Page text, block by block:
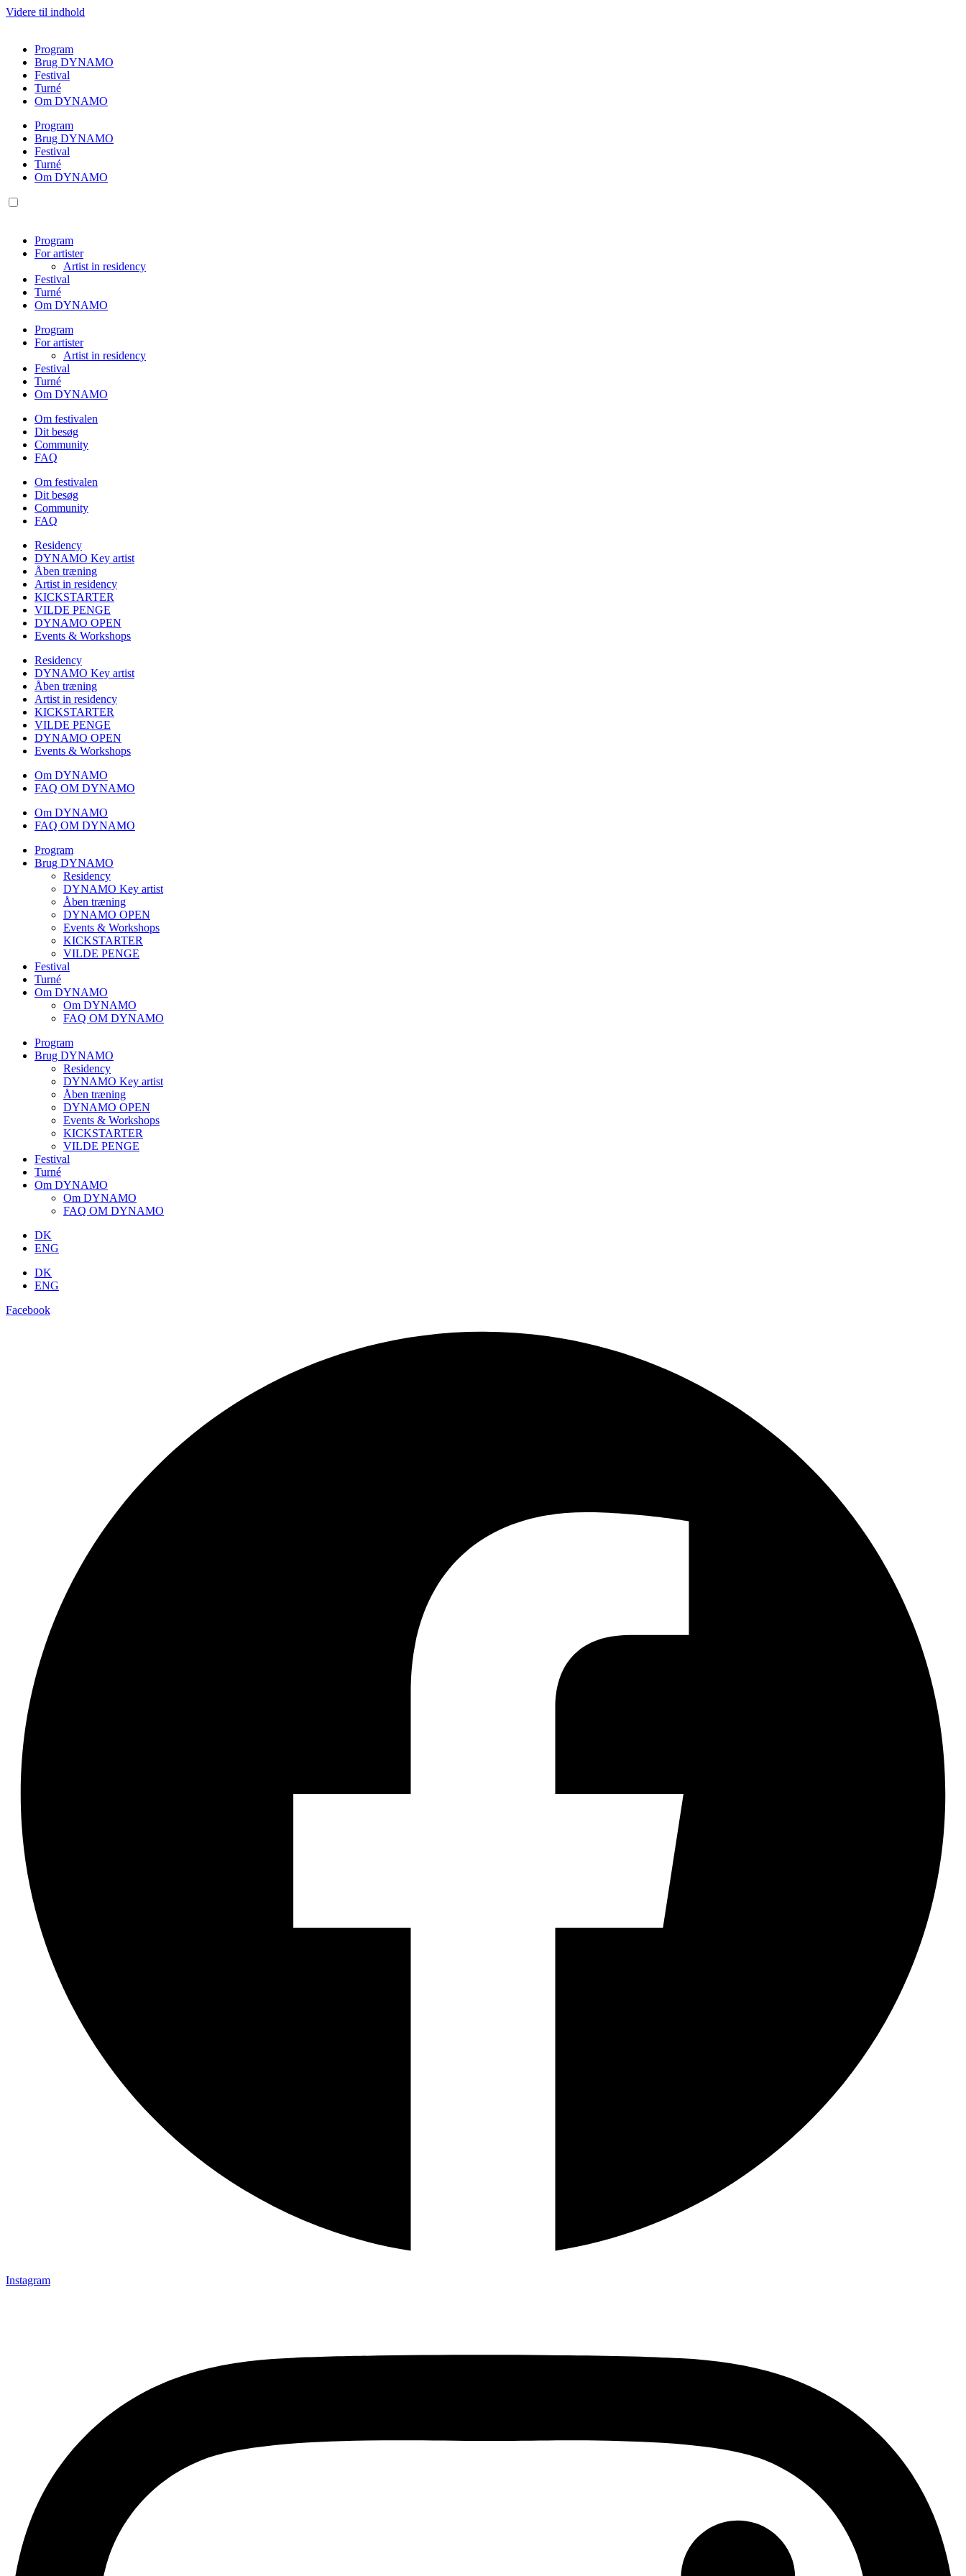
Videre til indhold
Program
Brug DYNAMO
Festival
Turné
Om DYNAMO
Program
Brug DYNAMO
Festival
Turné
Om DYNAMO
Program
For artister
Artist in residency
Festival
Turné
Om DYNAMO
Program
For artister
Artist in residency
Festival
Turné
Om DYNAMO
Om festivalen
Dit besøg
Community
FAQ
Om festivalen
Dit besøg
Community
FAQ
Residency
DYNAMO Key artist
Åben træning
Artist in residency
KICKSTARTER
VILDE PENGE
DYNAMO OPEN
Events & Workshops
Residency
DYNAMO Key artist
Åben træning
Artist in residency
KICKSTARTER
VILDE PENGE
DYNAMO OPEN
Events & Workshops
Om DYNAMO
FAQ OM DYNAMO
Om DYNAMO
FAQ OM DYNAMO
Program
Brug DYNAMO
Residency
DYNAMO Key artist
Åben træning
DYNAMO OPEN
Events & Workshops
KICKSTARTER
VILDE PENGE
Festival
Turné
Om DYNAMO
Om DYNAMO
FAQ OM DYNAMO
Program
Brug DYNAMO
Residency
DYNAMO Key artist
Åben træning
DYNAMO OPEN
Events & Workshops
KICKSTARTER
VILDE PENGE
Festival
Turné
Om DYNAMO
Om DYNAMO
FAQ OM DYNAMO
DK
ENG
DK
ENG
Facebook
Instagram